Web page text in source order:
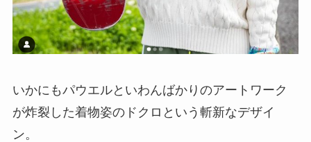
いかにもパウエルといわんばかりのアートワーク
が炸裂した着物姿のドクロという斬新なデザイ
ン。